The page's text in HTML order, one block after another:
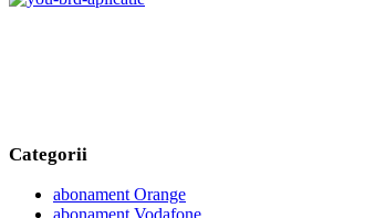
Categorii
abonament Orange
abonament Vodafone